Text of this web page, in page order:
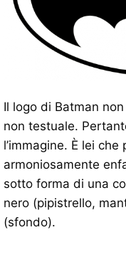
Il logo di Batman
non testuale.
l’immagine. È lei
armoniosamente
sotto forma di una
nero (pipistrello,
(sfondo).